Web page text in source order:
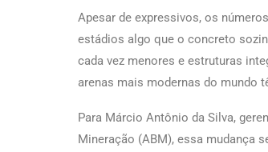
Apesar de expressivos, os
estádios algo que o concreto
cada vez menores e estruturas
arenas mais modernas do mundo
Para Márcio Antônio da Silva,
Mineração (ABM), essa mudança